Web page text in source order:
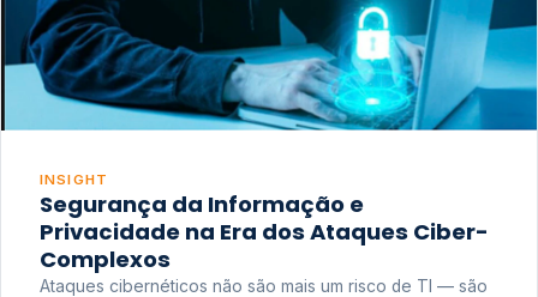
INSIGHT
Segurança da Informação e
Privacidade na Era dos Ataques Ciber-
Complexos
Ataques cibernéticos não são mais um risco de TI — são